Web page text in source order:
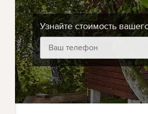
Узнайте стоимость